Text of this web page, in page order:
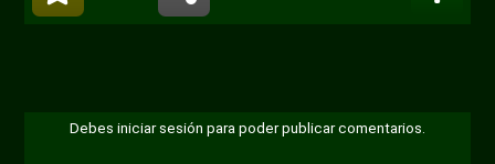
Debes iniciar sesión para poder publicar comentarios.